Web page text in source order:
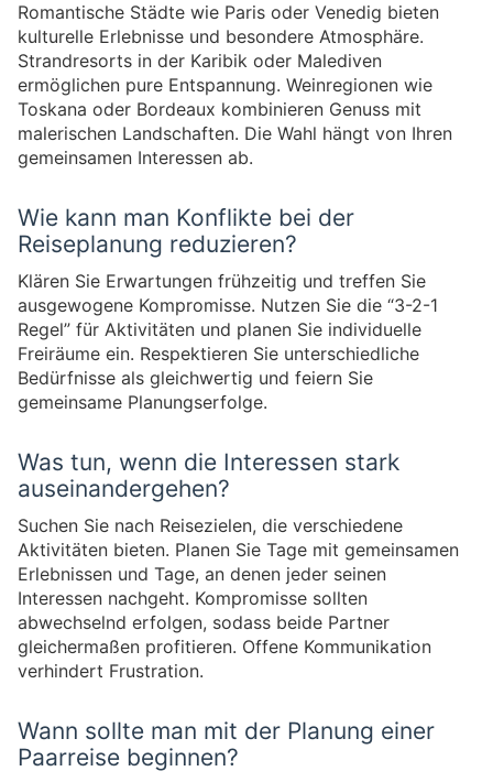
Romantische Städte wie Paris oder Venedig bieten
kulturelle Erlebnisse und besondere Atmosphäre.
Strandresorts in der Karibik oder Malediven
ermöglichen pure Entspannung. Weinregionen wie
Toskana oder Bordeaux kombinieren Genuss mit
malerischen Landschaften. Die Wahl hängt von Ihren
gemeinsamen Interessen ab.
Wie kann man Konflikte bei der
Reiseplanung reduzieren?
Klären Sie Erwartungen frühzeitig und treffen Sie
ausgewogene Kompromisse. Nutzen Sie die “3-2-1
Regel” für Aktivitäten und planen Sie individuelle
Freiräume ein. Respektieren Sie unterschiedliche
Bedürfnisse als gleichwertig und feiern Sie
gemeinsame Planungserfolge.
Was tun, wenn die Interessen stark
auseinandergehen?
Suchen Sie nach Reisezielen, die verschiedene
Aktivitäten bieten. Planen Sie Tage mit gemeinsamen
Erlebnissen und Tage, an denen jeder seinen
Interessen nachgeht. Kompromisse sollten
abwechselnd erfolgen, sodass beide Partner
gleichermaßen profitieren. Offene Kommunikation
verhindert Frustration.
Wann sollte man mit der Planung einer
Paarreise beginnen?